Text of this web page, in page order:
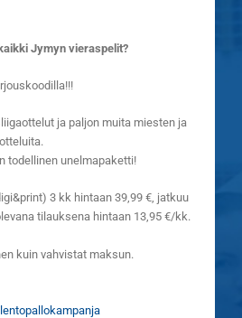
Jymyn vieraspelit?
ja paljon muita miesten ja
todellinen unelmapaketti!
3 kk hintaan 39,99 €, jatkuu
tilauksena hintaan 13,95 €/kk.
kuin vahvistat maksun.